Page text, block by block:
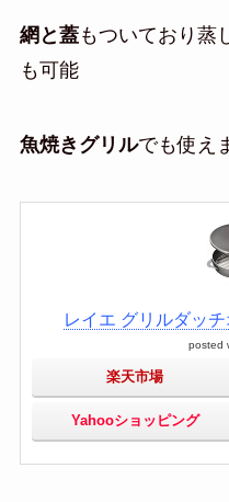
網と蓋もついており蒸
も可能
魚焼きグリルでも使え
レイエ グリルダッ
posted
楽天市場
Yahooショッピング